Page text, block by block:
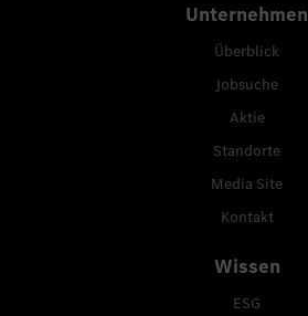
Unternehmen
Überblick
Jobsuche
Aktie
Standorte
Media Site
Kontakt
Wissen
ESG